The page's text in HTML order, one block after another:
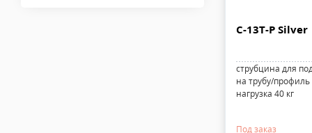
C-13T-P Silver
струбцина для
на трубу/
нагрузка 40 кг
Под заказ